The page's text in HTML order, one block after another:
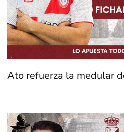
Ato refuerza la medular